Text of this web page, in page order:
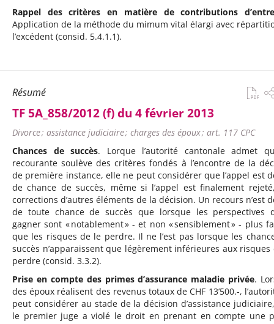
Rappel des critères en matière de contributions
Application de la méthode du mimum vital élargi avec
l’excédent (consid. 5.4.1.1).
Résumé
TF 5A_858/2012 (f) du 4 février 2013
Divorce ; assistance judiciaire ; charges des époux ; art. 117 CPC
Chances de succès. Lorque l’autorité cantonale admet
recourante soulève des critères fondés à l’encontre de la
de première instance, elle ne peut considérer que l’appel est
de chance de succès, même si l’appel est finalement
corrections d’autres éléments de la décision. Un recours n’est
de toute chance de succès que lorsque les perspectives
gagner sont « notablement » - et non « sensiblement » - plus
que les risques de le perdre. Il ne l’est pas lorsque les
succès n’apparaissent que légèrement inférieures aux risques
perdre (consid. 3.3.2).
Prise en compte des primes d’assurance maladie privée.
des époux réalisent des revenus totaux de CHF 13’500.-,
peut considérer au stade de la décision d’assistance
le premier juge a violé le droit en prenant en compte une